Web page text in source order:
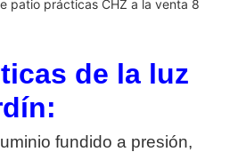
de la luz
fundido a presión,